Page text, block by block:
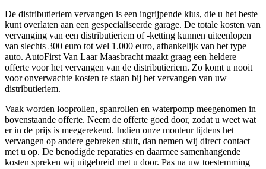
De distributieriem vervangen is een ingrijpende klus, die u het beste
kunt overlaten aan een gespecialiseerde garage. De totale kosten van
vervanging van een distributieriem of -ketting kunnen uiteenlopen
van slechts 300 euro tot wel 1.000 euro, afhankelijk van het type
auto. AutoFirst Van Laar Maasbracht maakt graag een heldere
offerte voor het vervangen van de distributieriem. Zo komt u nooit
voor onverwachte kosten te staan bij het vervangen van uw
distributieriem.
Vaak worden looprollen, spanrollen en waterpomp meegenomen in
bovenstaande offerte. Neem de offerte goed door, zodat u weet wat
er in de prijs is meegerekend. Indien onze monteur tijdens het
vervangen op andere gebreken stuit, dan nemen wij direct contact
met u op. De benodigde reparaties en daarmee samenhangende
kosten spreken wij uitgebreid met u door. Pas na uw toestemming